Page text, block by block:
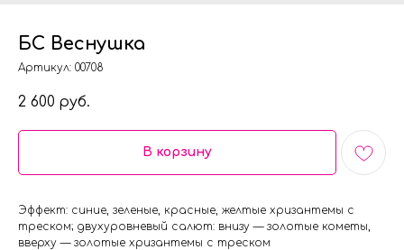
БС Веснушка
Артикул: 00708
2 600 руб.
В корзину
Эффект: синие, зеленые, красные, желтые хризантемы с
треском; двухуровневый салют: внизу — золотые кометы,
вверху — золотые хризантемы с треском